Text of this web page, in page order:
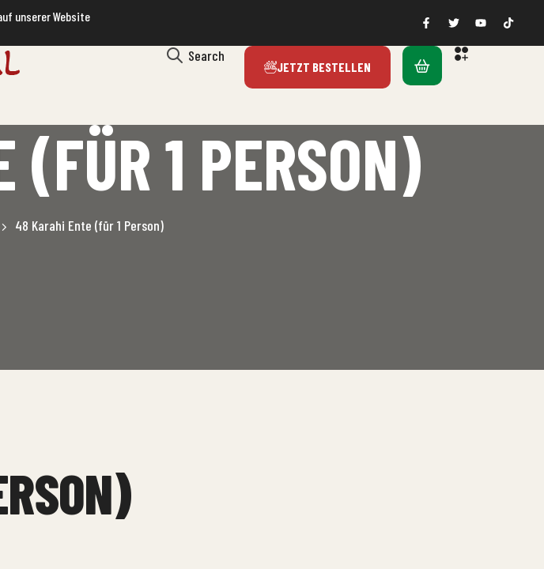
unserer Website
Search
JETZT BESTELLEN
1 PERSON)
48 Karahi Ente (für 1 Person)